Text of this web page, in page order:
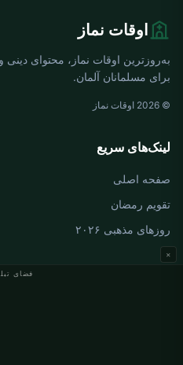
فضای
×
اوقات نماز
به‌روزترین اوقات نماز، محتوای
برای مسلمانان آلمان.
© 2026 اوقات نماز
لینک‌های سریع
صفحه اصلی
تقویم رمضان
روزهای مذهبی ۲۰۲۶